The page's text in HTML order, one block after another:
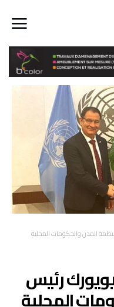
المدن والحكومات المحلية
رئيس
المحلية